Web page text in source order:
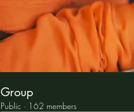
Group
Public · 162 members